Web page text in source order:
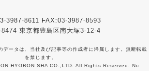
3987-8611 FAX:03-3987-8593
東京都豊島区南大塚3-12-4
データは、当社及び記事等の作成者に帰属します。無断転載
を禁じます。
HYORON SHA CO.,LTD. All Rights Reserved. No